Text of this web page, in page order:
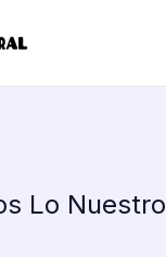
Lo Nuestro